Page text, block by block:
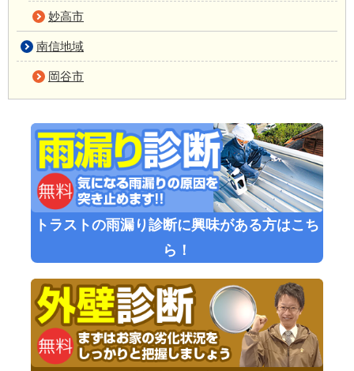
妙高市
南信地域
岡谷市
トラストの雨漏り診断に興味がある方はこち
ら！